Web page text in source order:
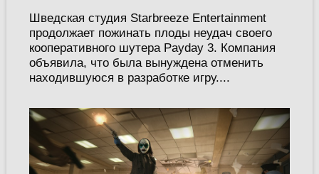
Шведская студия Starbreeze Entertainment
продолжает пожинать плоды неудач своего
кооперативного шутера Payday 3. Компания
объявила, что была вынуждена отменить
находившуюся в разработке игру....